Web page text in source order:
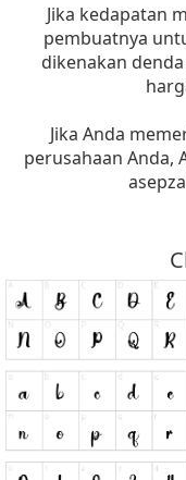
Jika kedapatan
pembuatnya
dikenakan
Jika Anda
perusahaan Anda,